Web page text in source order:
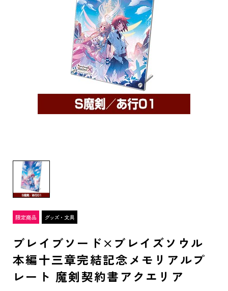
ブレイブソード×ブレイズソウル
本編十三章完結記念メモリアルプ
レート 魔剣契約書アクエリア